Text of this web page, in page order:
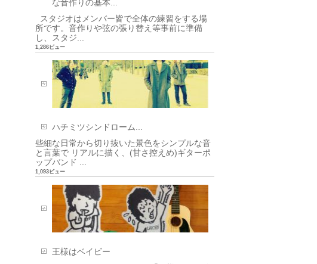
な音作りの基本...
スタジオはメンバー皆で全体の練習をする場
所です。音作りや弦の張り替え等事前に準備
し、スタジ...
1,286ビュー
ハチミツシンドローム...
些細な日常から切り抜いた景色をシンプルな音
と言葉で リアルに描く、(甘さ控えめ)ギターポ
ップバンド ...
1,093ビュー
王様はベイビー